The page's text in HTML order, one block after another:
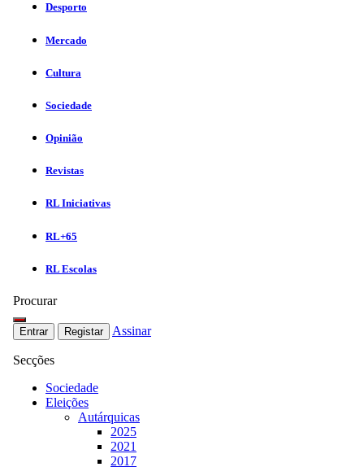
Desporto
Mercado
Cultura
Sociedade
Opinião
Revistas
RL Iniciativas
RL+65
RL Escolas
Procurar
Entrar Registar Assinar
Secções
Sociedade
Eleições
Autárquicas
2025
2021
2017